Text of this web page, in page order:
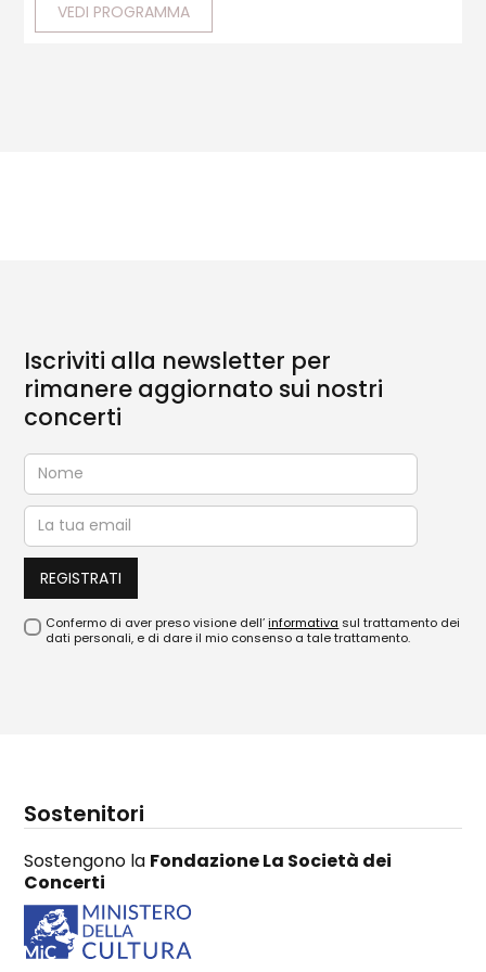
VEDI PROGRAMMA
Iscriviti alla newsletter per
rimanere aggiornato sui nostri
concerti
Confermo di aver preso visione dell’informativa sul trattamento dei
dati personali, e di dare il mio consenso a tale trattamento.
Sostenitori
Sostengono la Fondazione La Società dei
Concerti